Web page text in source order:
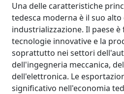
Una delle caratteristiche
tedesca moderna è il suo
industrializzazione. Il paese
tecnologie innovative e la
soprattutto nei settori
dell'ingegneria meccanica,
dell'elettronica. Le
significativo nell'economia